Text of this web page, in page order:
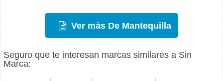
Ver más De Mantequilla
Seguro que te interesan marcas similares a Sin
Marca: